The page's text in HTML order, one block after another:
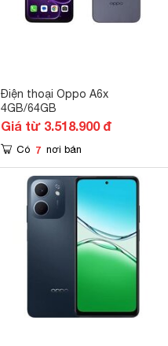
Điện thoại Oppo A6x
4GB/64GB
Giá từ 3.518.900 đ
Có 7 nơi bán